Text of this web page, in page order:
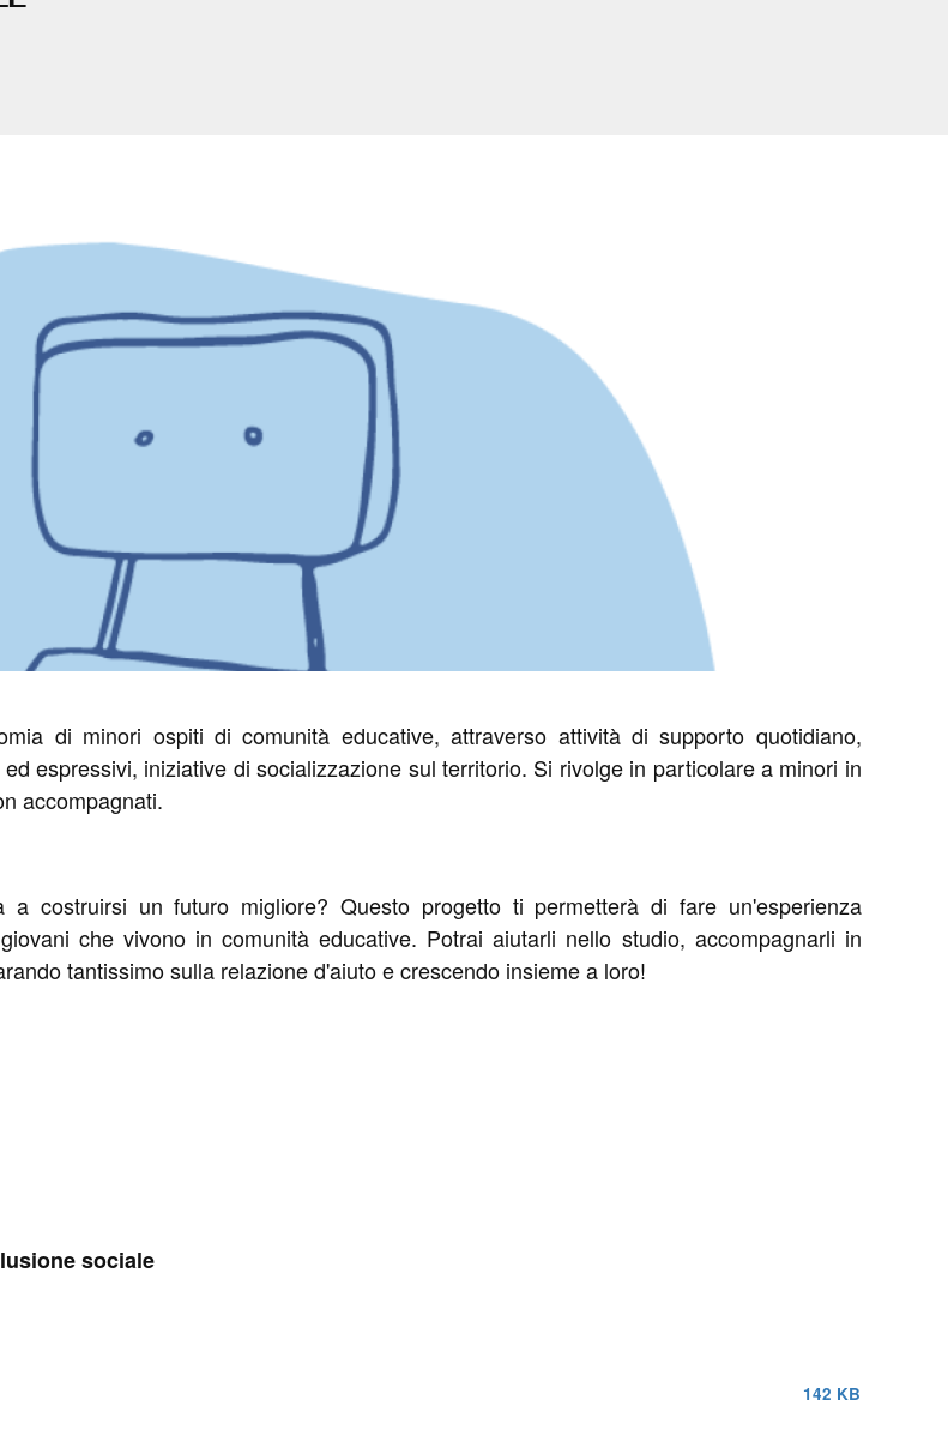
di minori ospiti di comunità educative, attraverso attività di supporto quotidiano,
espressivi, iniziative di socializzazione sul territorio. Si rivolge in particolare a minori in
accompagnati.
costruirsi un futuro migliore? Questo progetto ti permetterà di fare un'esperienza
che vivono in comunità educative. Potrai aiutarli nello studio, accompagnarli in
tantissimo sulla relazione d'aiuto e crescendo insieme a loro!
sociale
142 KB